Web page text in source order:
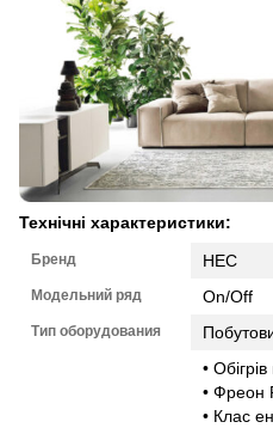
Технічні характеристики:
Бренд HEC
Модельний ряд On/Off
Тип оборудования
•
• Фреон
• Клас